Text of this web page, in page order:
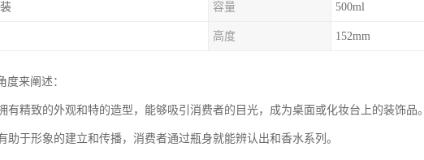
容量 500ml
高度 152mm
度来阐述：
有精致的外观和特的造型，能够吸引消费者的目光，成为桌面或化妆台上的装饰品。
助于形象的建立和传播，消费者通过瓶身就能辨认出和香水系列。